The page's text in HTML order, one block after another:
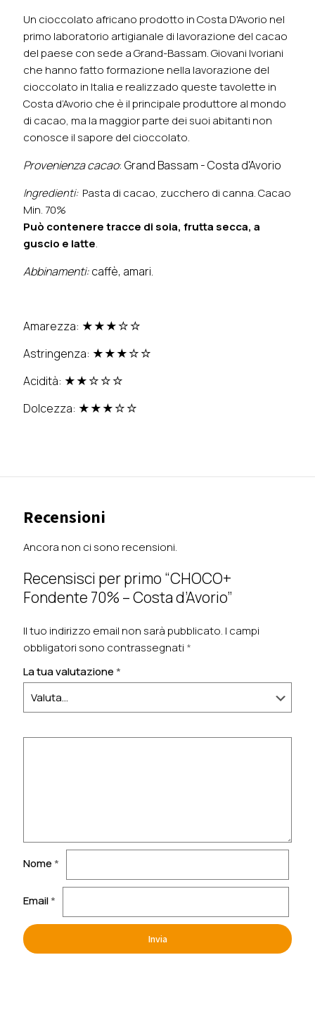
Un cioccolato africano prodotto in Costa D'Avorio nel
primo laboratorio artigianale di lavorazione del cacao
del paese con sede a Grand-Bassam. Giovani Ivoriani
che hanno fatto formazione nella lavorazione del
cioccolato in Italia e realizzado queste tavolette in
Costa d’Avorio che è il principale produttore al mondo
di cacao, ma la maggior parte dei suoi abitanti non
conosce il sapore del cioccolato.
Provenienza cacao: Grand Bassam - Costa d'Avorio
Ingredienti:Pasta di cacao, zucchero di canna. Cacao
Min. 70%
Può contenere tracce di soia, frutta secca, a
guscio e latte.
Abbinamenti:caffè, amari.
Amarezza: ★★★☆☆
Astringenza: ★★★☆☆
Acidità: ★★☆☆☆
Dolcezza: ★★★☆☆
Recensioni
Ancora non ci sono recensioni.
Recensisci per primo “CHOCO+
Fondente 70% – Costa d’Avorio”
Il tuo indirizzo email non sarà pubblicato. I campi
obbligatori sono contrassegnati *
La tua valutazione *
Nome *
Email*